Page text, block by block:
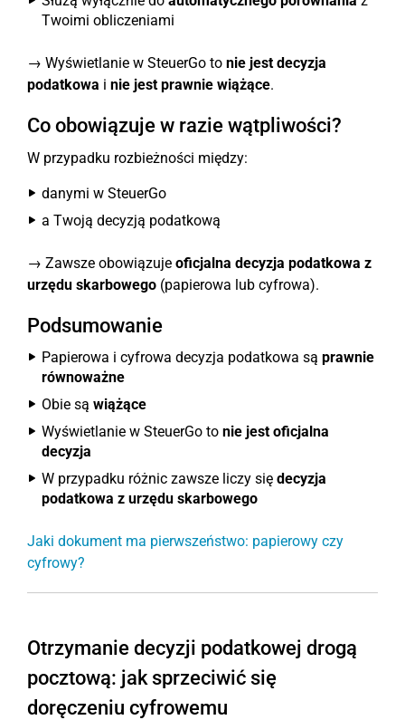
Twoimi obliczeniami
→ Wyświetlanie w SteuerGo to nie jest decyzja
podatkowa i nie jest prawnie wiążące.
Co obowiązuje w razie wątpliwości?
W przypadku rozbieżności między:
danymi w SteuerGo
a Twoją decyzją podatkową
→ Zawsze obowiązuje oficjalna decyzja podatkowa z
urzędu skarbowego (papierowa lub cyfrowa).
Podsumowanie
Papierowa i cyfrowa decyzja podatkowa są prawnie
równoważne
Obie są wiążące
Wyświetlanie w SteuerGo to nie jest oficjalna
decyzja
W przypadku różnic zawsze liczy się decyzja
podatkowa z urzędu skarbowego
Jaki dokument ma pierwszeństwo: papierowy czy
cyfrowy?
Otrzymanie decyzji podatkowej drogą
pocztową: jak sprzeciwić się
doręczeniu cyfrowemu